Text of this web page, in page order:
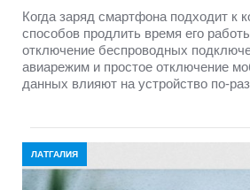
Когда заряд смартфона подходит к
способов продлить время его
отключение беспроводных
авиарежим и простое отключение
данных влияют на устройство по-
ЛАТГАЛИЯ